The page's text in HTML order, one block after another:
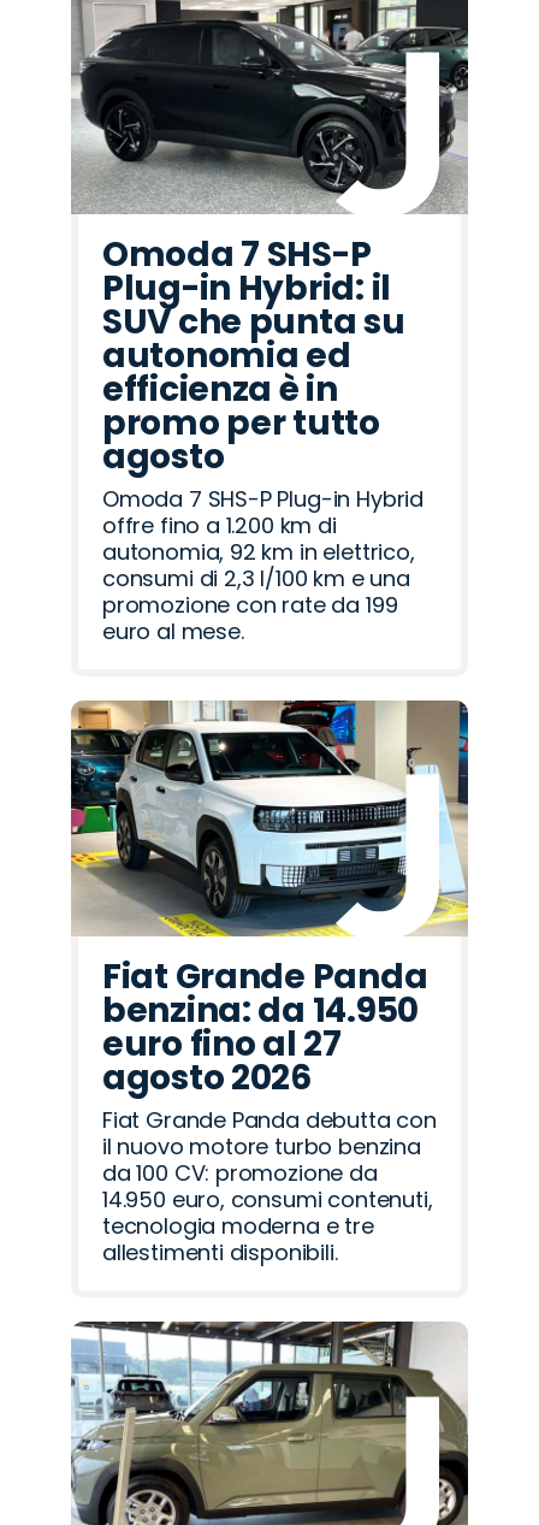
Omoda 7 SHS-P
Plug-in Hybrid: il
SUV che punta su
autonomia ed
efficienza è in
promo per tutto
agosto
Omoda 7 SHS-P Plug-in Hybrid
offre fino a 1.200 km di
autonomia, 92 km in elettrico,
consumi di 2,3 l/100 km e una
promozione con rate da 199
euro al mese.
Fiat Grande Panda
benzina: da 14.950
euro fino al 27
agosto 2026
Fiat Grande Panda debutta con
il nuovo motore turbo benzina
da 100 CV: promozione da
14.950 euro, consumi contenuti,
tecnologia moderna e tre
allestimenti disponibili.